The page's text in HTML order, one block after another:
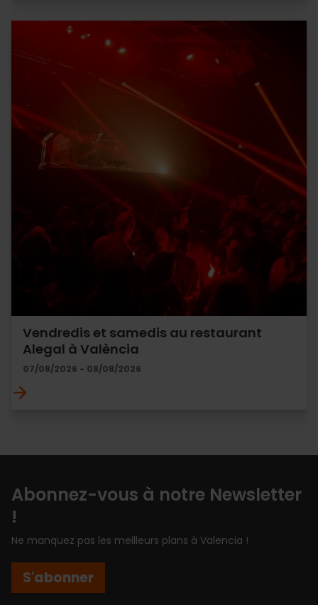
Vendredis et samedis au restaurant
Alegal à València
07/08/2026 - 08/08/2026
Abonnez-vous à notre Newsletter
!
Ne manquez pas les meilleurs plans à Valencia !
S'abonner